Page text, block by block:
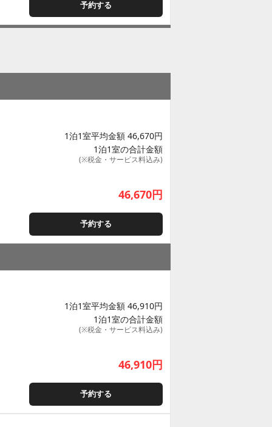
予約する
1泊1室平均金額 46,670円
1泊1室の合計金額
(※税金・サービス料込み)
46,670円
予約する
1泊1室平均金額 46,910円
1泊1室の合計金額
(※税金・サービス料込み)
46,910円
予約する